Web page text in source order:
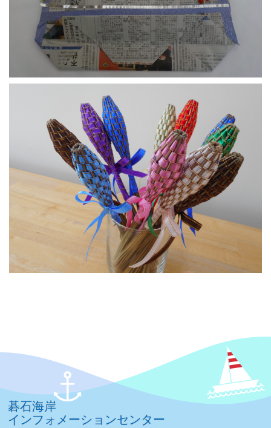
碁石海岸
インフォメーションセンター